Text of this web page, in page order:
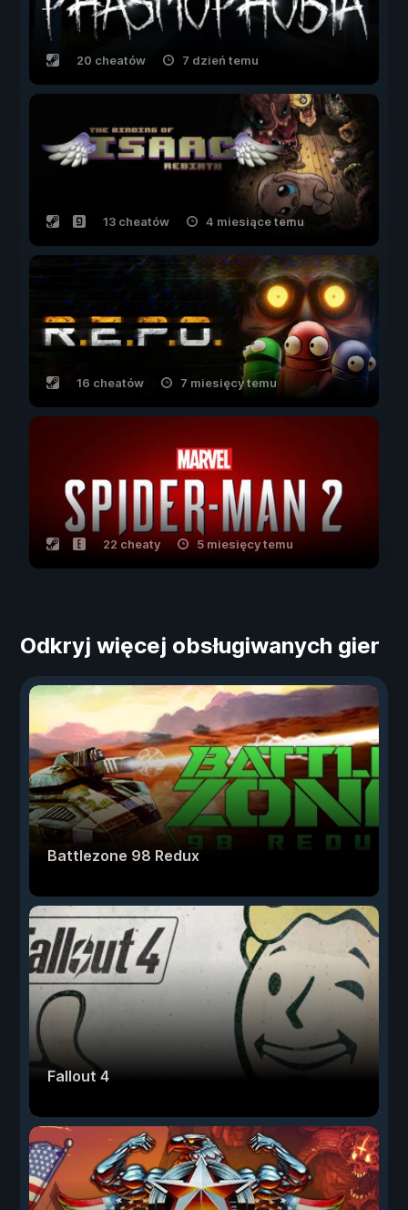
20 cheatów 7 dzień temu
13 cheatów 4 miesiące temu
16 cheatów 7 miesięcy temu
22 cheaty 5 miesięcy temu
Odkryj więcej obsługiwanych gier
Battlezone 98 Redux
Fallout 4